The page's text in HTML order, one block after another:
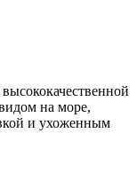
на море,
и ухоженным